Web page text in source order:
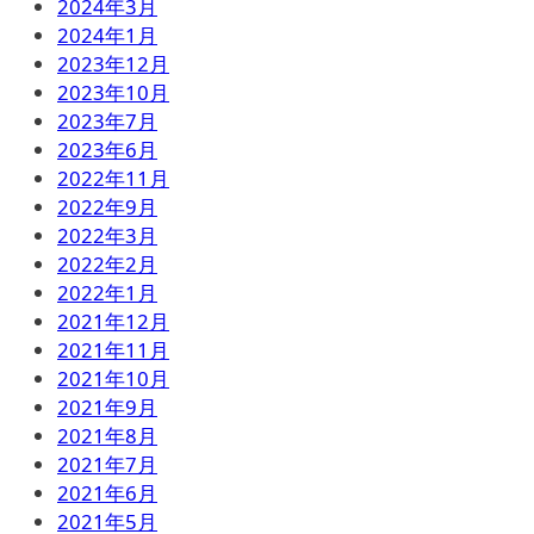
2024年3月
2024年1月
2023年12月
2023年10月
2023年7月
2023年6月
2022年11月
2022年9月
2022年3月
2022年2月
2022年1月
2021年12月
2021年11月
2021年10月
2021年9月
2021年8月
2021年7月
2021年6月
2021年5月